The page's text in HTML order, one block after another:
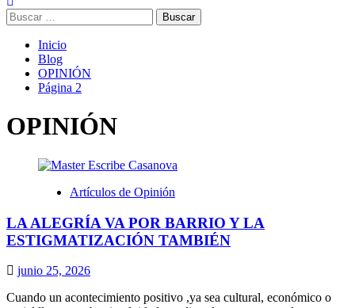
Buscar:
Inicio
Blog
OPINIÓN
Página 2
OPINIÓN
Artículos de Opinión
LA ALEGRÍA VA POR BARRIO Y LA
ESTIGMATIZACIÓN TAMBIÉN
junio 25, 2026
Cuando un acontecimiento positivo ,ya sea cultural, económico o